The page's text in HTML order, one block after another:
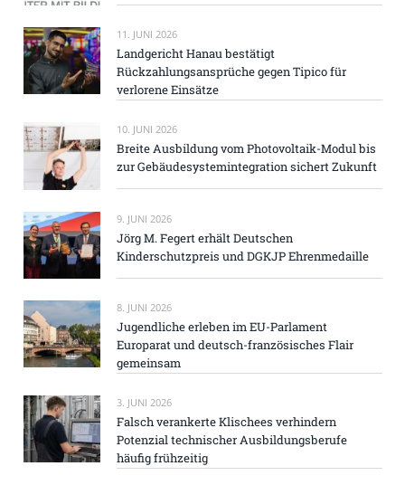
11. JUNI 2026
Landgericht Hanau bestätigt
Rückzahlungsansprüche gegen Tipico für
verlorene Einsätze
10. JUNI 2026
Breite Ausbildung vom Photovoltaik-Modul bis
zur Gebäudesystemintegration sichert Zukunft
9. JUNI 2026
Jörg M. Fegert erhält Deutschen
Kinderschutzpreis und DGKJP Ehrenmedaille
8. JUNI 2026
Jugendliche erleben im EU-Parlament
Europarat und deutsch-französisches Flair
gemeinsam
3. JUNI 2026
Falsch verankerte Klischees verhindern
Potenzial technischer Ausbildungsberufe
häufig frühzeitig